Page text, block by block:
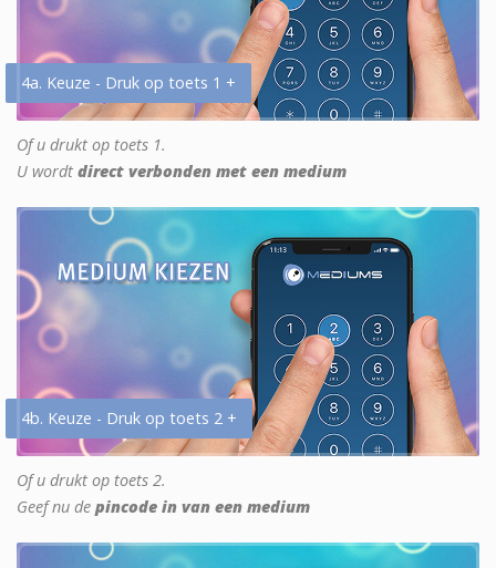
4a. Keuze - Druk op toets 1 +
Of u drukt op toets 1.
U wordt direct verbonden met een medium
4b. Keuze - Druk op toets 2 +
Of u drukt op toets 2.
Geef nu de pincode in van een medium